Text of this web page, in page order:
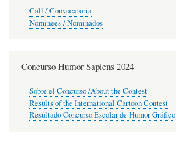
Call / Convocatoria
Nominees / Nominados
Concurso Humor Sapiens 2024
Sobre el Concurso /About the Contest
Results of the International Cartoon Contest
Resultado Concurso Escolar de Humor Gráfico